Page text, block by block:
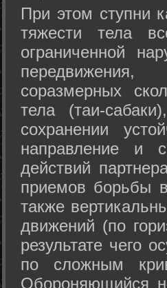
При этом ступни
тяжести тела
ограниченной
передвижения,
соразмерных
тела (таи-
сохранении
направление и
действий
приемов борьбы
также
движений (по
результате чего
по сложным
Обороняющийся